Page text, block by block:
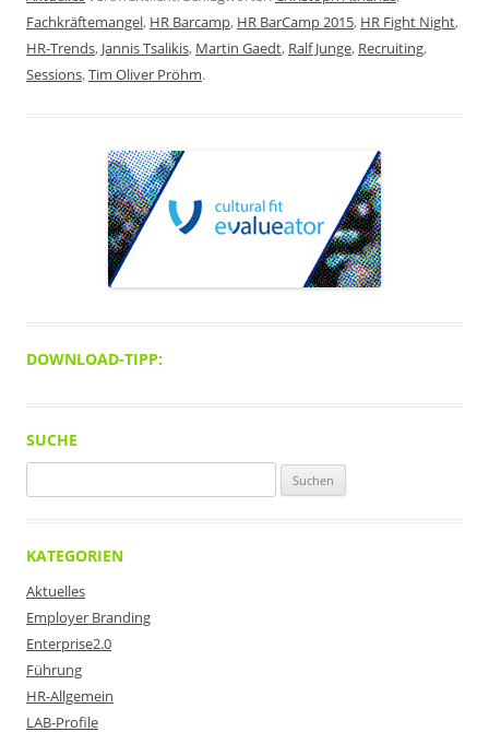
Fachkräftemangel, HR Barcamp, HR BarCamp 2015, HR Fight Night,
HR-Trends, Jannis Tsalikis, Martin Gaedt, Ralf Junge, Recruiting,
Sessions,Tim Oliver Pröhm.
DOWNLOAD-TIPP:
SUCHE
nach:
KATEGORIEN
Aktuelles
Employer Branding
Enterprise2.0
Führung
HR-Allgemein
LAB-Profile